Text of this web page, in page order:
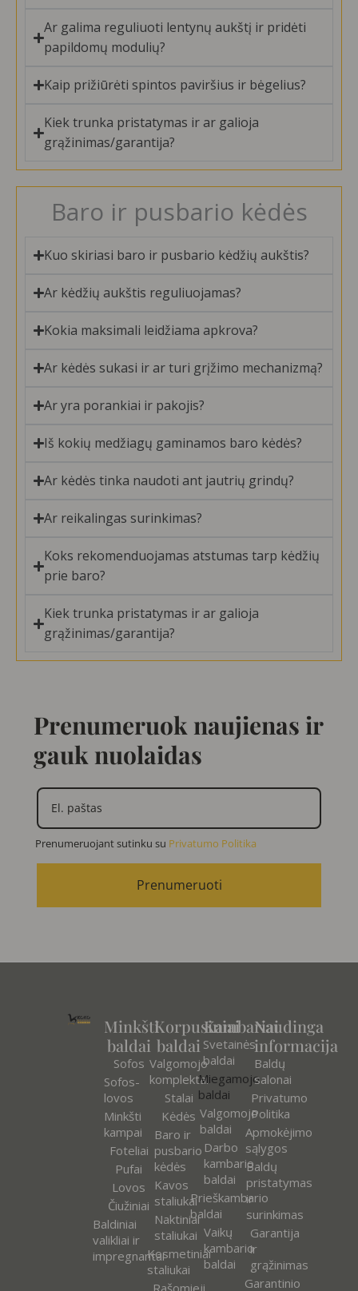
Ar galima reguliuoti lentynų aukštį ir pridėti
papildomų modulių?
Kaip prižiūrėti spintos paviršius ir bėgelius?
Kiek trunka pristatymas ir ar galioja
grąžinimas/garantija?
Baro ir pusbario kėdės
Kuo skiriasi baro ir pusbario kėdžių aukštis?
Ar kėdžių aukštis reguliuojamas?
Kokia maksimali leidžiama apkrova?
Ar kėdės sukasi ir ar turi grįžimo mechanizmą?
Ar yra porankiai ir pakojis?
Iš kokių medžiagų gaminamos baro kėdės?
Ar kėdės tinka naudoti ant jautrių grindų?
Ar reikalingas surinkimas?
Koks rekomenduojamas atstumas tarp kėdžių
prie baro?
Kiek trunka pristatymas ir ar galioja
grąžinimas/garantija?
Prenumeruok naujienas ir
gauk nuolaidas
Prenumeruojant sutinku su Privatumo Politika
Prenumeruoti
Minkšti
baldai
Sofos
Sofos-
lovos
Minkšti
kampai
Foteliai
Pufai
Lovos
Čiužiniai
Baldiniai
valikliai ir
impregnantai
Korpusiniai
baldai
Valgomojo
komplektai
Stalai
Kėdės
Baro ir
pusbario
kėdės
Kavos
staliukai
Naktiniai
staliukai
Kosmetiniai
staliukai
Rašomieji
Kambariai
Svetainės
baldai
Miegamojo
baldai
Valgomojo
baldai
Darbo
kambario
baldai
Prieškambario
baldai
Vaikų
kambario
baldai
Naudinga
informacija
Baldų
salonai
Privatumo
Politika
Apmokėjimo
sąlygos
Baldų
pristatymas
ir
surinkimas
Garantija
ir
grąžinimas
Garantinio